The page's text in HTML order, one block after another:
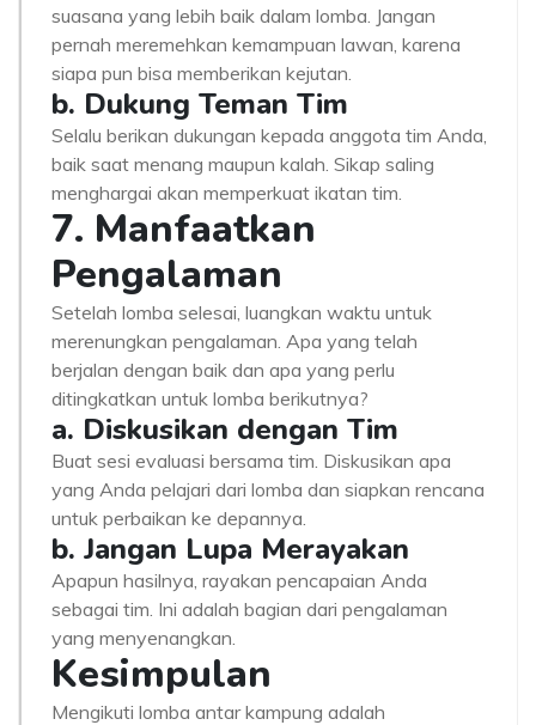
suasana yang lebih baik dalam lomba. Jangan
pernah meremehkan kemampuan lawan, karena
siapa pun bisa memberikan kejutan.
b. Dukung Teman Tim
Selalu berikan dukungan kepada anggota tim Anda,
baik saat menang maupun kalah. Sikap saling
menghargai akan memperkuat ikatan tim.
7. Manfaatkan
Pengalaman
Setelah lomba selesai, luangkan waktu untuk
merenungkan pengalaman. Apa yang telah
berjalan dengan baik dan apa yang perlu
ditingkatkan untuk lomba berikutnya?
a. Diskusikan dengan Tim
Buat sesi evaluasi bersama tim. Diskusikan apa
yang Anda pelajari dari lomba dan siapkan rencana
untuk perbaikan ke depannya.
b. Jangan Lupa Merayakan
Apapun hasilnya, rayakan pencapaian Anda
sebagai tim. Ini adalah bagian dari pengalaman
yang menyenangkan.
Kesimpulan
Mengikuti lomba antar kampung adalah